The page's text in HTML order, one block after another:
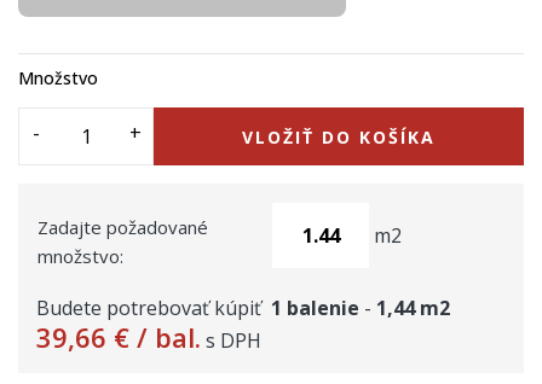
Množstvo
VLOŽIŤ DO KOŠÍKA
Zadajte požadované
množstvo:
m2
Budete potrebovať kúpiť 1 balenie - 1,44 m2
39,66 € / bal. s DPH